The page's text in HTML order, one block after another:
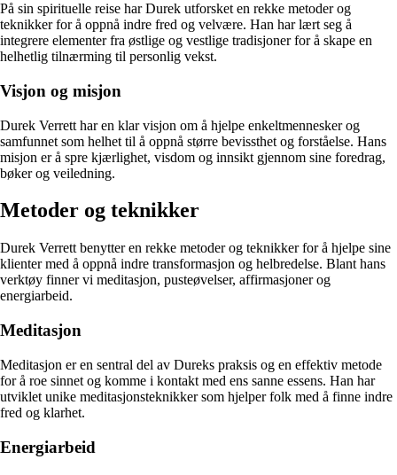
På sin spirituelle reise har Durek utforsket en rekke metoder og
teknikker for å oppnå indre fred og velvære. Han har lært seg å
integrere elementer fra østlige og vestlige tradisjoner for å skape en
helhetlig tilnærming til personlig vekst.
Visjon og misjon
Durek Verrett har en klar visjon om å hjelpe enkeltmennesker og
samfunnet som helhet til å oppnå større bevissthet og forståelse. Hans
misjon er å spre kjærlighet, visdom og innsikt gjennom sine foredrag,
bøker og veiledning.
Metoder og teknikker
Durek Verrett benytter en rekke metoder og teknikker for å hjelpe sine
klienter med å oppnå indre transformasjon og helbredelse. Blant hans
verktøy finner vi meditasjon, pusteøvelser, affirmasjoner og
energiarbeid.
Meditasjon
Meditasjon er en sentral del av Dureks praksis og en effektiv metode
for å roe sinnet og komme i kontakt med ens sanne essens. Han har
utviklet unike meditasjonsteknikker som hjelper folk med å finne indre
fred og klarhet.
Energiarbeid